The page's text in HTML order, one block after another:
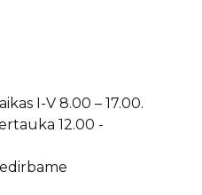
I-V 8.00 – 17.00.
12.00 -